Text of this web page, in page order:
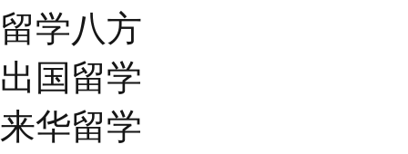
留学八方
出国留学
来华留学